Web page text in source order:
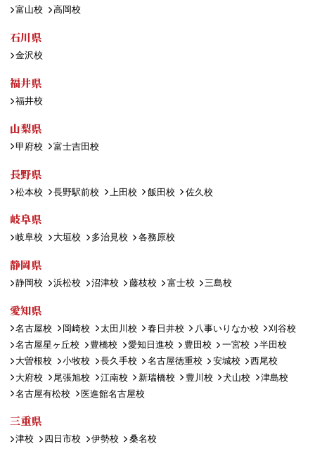
富山校 高岡校
石川県
金沢校
福井県
福井校
山梨県
甲府校 富士吉田校
長野県
松本校 長野駅前校 上田校 飯田校 佐久校
岐阜県
岐阜校 大垣校 多治見校 各務原校
静岡県
静岡校 浜松校 沼津校 藤枝校 富士校 三島校
愛知県
名古屋校 岡崎校 太田川校 春日井校 八事いりなか校
刈谷校
名古屋星ヶ丘校
豊橋校 愛知日進校 豊田校 一宮校
半田校
大曽根校
小牧校 長久手校 名古屋徳重校 安城校
西尾校
大府校
尾張旭校 江南校 新瑞橋校 豊川校 犬山校
津島校
名古屋有松校
医進館名古屋校
三重県
津校 四日市校 伊勢校 桑名校